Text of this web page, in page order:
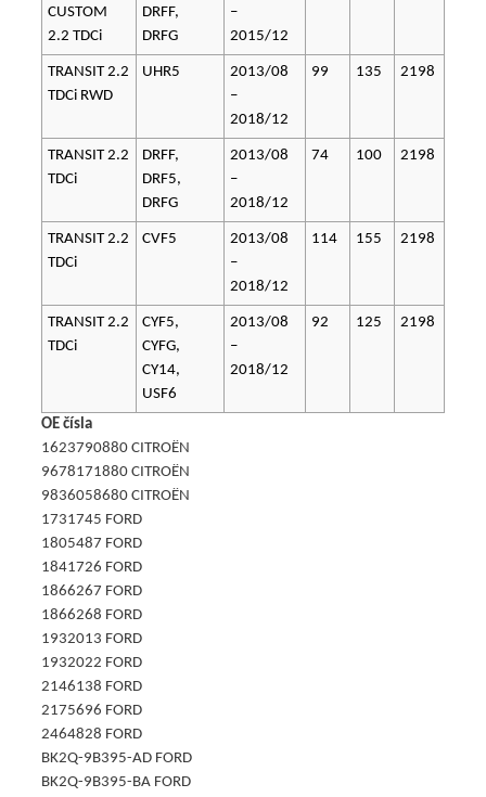
CUSTOM
2.2 TDCi
DRFF,
DRFG
–
2015/12
TRANSIT 2.2
TDCi RWD
UHR5
2013/08
–
2018/12
99 135 2198
TRANSIT 2.2
TDCi
DRFF,
DRF5,
DRFG
2013/08
–
2018/12
74 100 2198
TRANSIT 2.2
TDCi
CVF5
2013/08
–
2018/12
114 155 2198
TRANSIT 2.2
TDCi
CYF5,
CYFG,
CY14,
USF6
2013/08
–
2018/12
92 125 2198
OE čísla
1623790880 CITROËN
9678171880 CITROËN
9836058680 CITROËN
1731745 FORD
1805487 FORD
1841726 FORD
1866267 FORD
1866268 FORD
1932013 FORD
1932022 FORD
2146138 FORD
2175696 FORD
2464828 FORD
BK2Q-9B395-AD FORD
BK2Q-9B395-BA FORD